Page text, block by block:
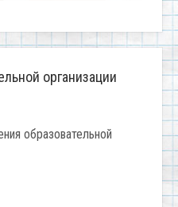
организации
образовательной